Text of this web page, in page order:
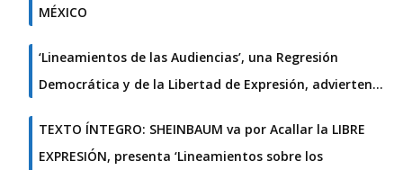
MÉXICO
‘Lineamientos de las Audiencias’, una Regresión
Democrática y de la Libertad de Expresión, advierten…
TEXTO ÍNTEGRO: SHEINBAUM va por Acallar la LIBRE
EXPRESIÓN, presenta ‘Lineamientos sobre los